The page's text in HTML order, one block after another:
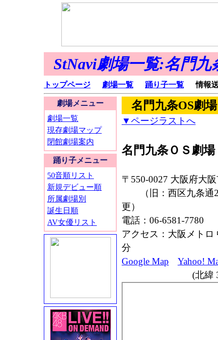
StNavi劇場一覧:名門九
トップページ 劇場一覧 踊り子一覧 情報送
劇場メニュー
劇場一覧
現存劇場マップ
閉館劇場案内
踊り子メニュー
50音順リスト
新規デビュー順
所属劇場別
誕生日順
AV女優リスト
名門九条OS劇場
▼ページラストへ
名門九条ＯＳ劇場
〒550-0027 大阪府大
（旧：西区九条通2
更）
電話：06-6581-7780
アクセス：大阪メト
分
Google Map
Yahoo!
(北緯